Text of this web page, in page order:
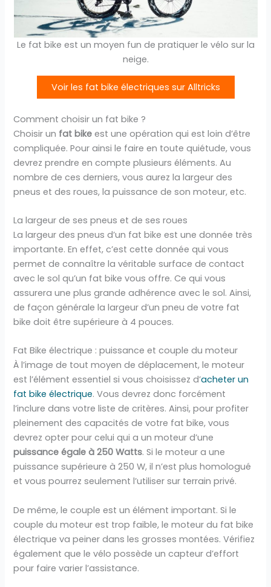
Le fat bike est un moyen fun de pratiquer le vélo sur la
neige.
Voir les fat bike électriques sur Alltricks
Comment choisir un fat bike ?
Choisir un fat bikeest une opération qui est loin d’être
compliquée. Pour ainsi le faire en toute quiétude, vous
devrez prendre en compte plusieurs éléments. Au
nombre de ces derniers, vous aurez la largeur des
pneus et des roues, la puissance de son moteur, etc.
La largeur de ses pneus et de ses roues
La largeur des pneus d’un fat bike est une donnée très
importante. En effet, c’est cette donnée qui vous
permet de connaître la véritable surface de contact
avec le sol qu’un fat bike vous offre. Ce qui vous
assurera une plus grande adhérence avec le sol. Ainsi,
de façon générale la largeur d’un pneu de votre fat
bike doit être supérieure à 4 pouces.
Fat Bike électrique : puissance et couple du moteur
À l’image de tout moyen de déplacement, le moteur
est l’élément essentiel si vous choisissez d’acheter un
fat bike électrique. Vous devrez donc forcément
l’inclure dans votre liste de critères. Ainsi, pour profiter
pleinement des capacités de votre fat bike, vous
devrez opter pour celui qui a un moteur d’une
puissance égale à 250 Watts. Si le moteur a une
puissance supérieure à 250 W, il n’est plus homologué
et vous pourrez seulement l’utiliser sur terrain privé.
De même, le couple est un élément important. Si le
couple du moteur est trop faible, le moteur du fat bike
électrique va peiner dans les grosses montées. Vérifiez
également que le vélo possède un capteur d’effort
pour faire varier l’assistance.